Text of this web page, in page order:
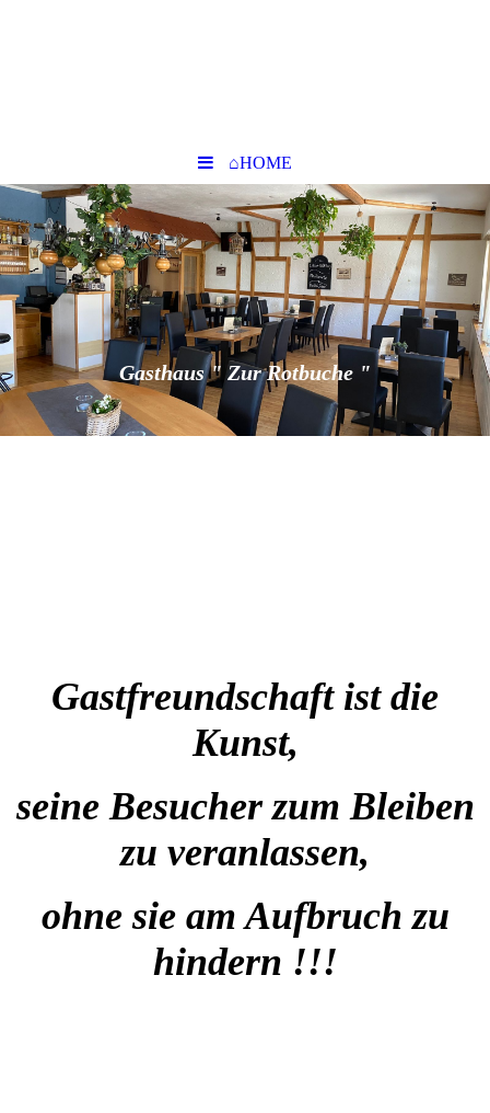
⌂HOME
Gasthaus " Zur Rotbuche "
Gastfreundschaft ist die
Kunst,
seine Besucher zum Bleiben
zu veranlassen,
ohne sie am Aufbruch zu
hindern !!!